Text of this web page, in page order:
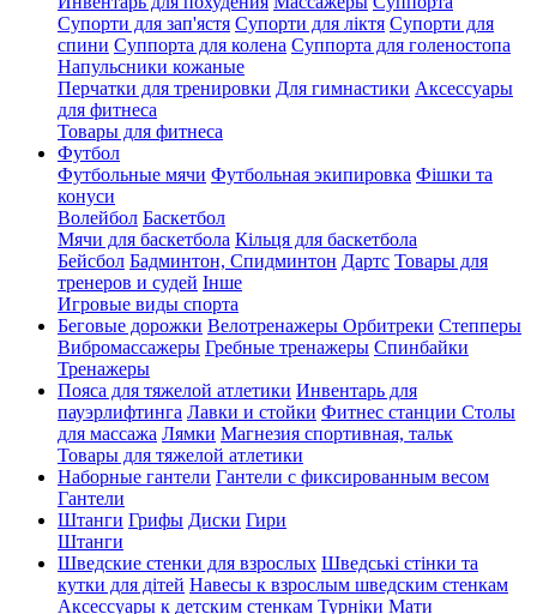
Супорти для зап'ястя Супорти для ліктя Супорти для
спини Суппорта для колена Суппорта для голеностопа
Напульсники кожаные
Перчатки для тренировки Для гимнастики Аксессуары
для фитнеса
Товары для фитнеса
Футбол
Футбольные мячи Футбольная экипировка Фішки та
конуси
Волейбол Баскетбол
Мячи для баскетбола Кільця для баскетбола
Бейсбол Бадминтон, Спидминтон Дартс Товары для
тренеров и судей Інше
Игровые виды спорта
Беговые дорожки Велотренажеры Орбитреки Степперы
Вибромассажеры Гребные тренажеры Спинбайки
Тренажеры
Пояса для тяжелой атлетики Инвентарь для
пауэрлифтинга Лавки и стойки Фитнес станции Столы
для массажа Лямки Магнезия спортивная, тальк
Товары для тяжелой атлетики
Наборные гантели Гантели с фиксированным весом
Гантели
Штанги Грифы Диски Гири
Штанги
Шведские стенки для взрослых Шведські стінки та
кутки для дітей Навесы к взрослым шведским стенкам
Аксессуары к детским стенкам Турніки Мати